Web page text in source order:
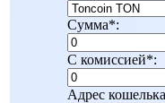
Сумма*:
С комиссией*:
Адрес кошелька